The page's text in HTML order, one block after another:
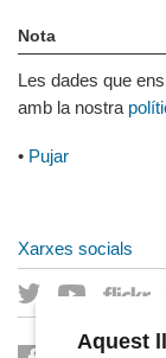
Nota
Les dades que
amb la nostra
• Pujar
Xarxes socials
Aquest